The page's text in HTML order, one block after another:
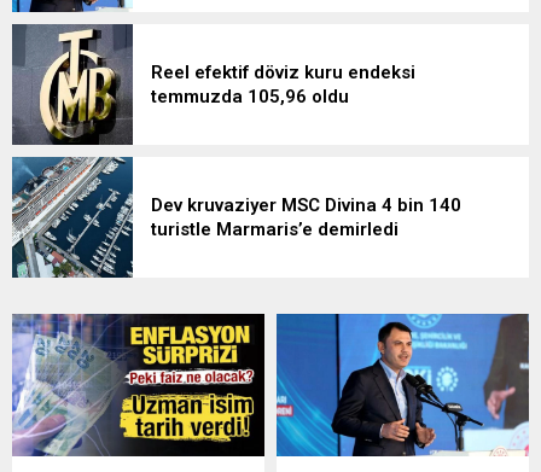
Reel efektif döviz kuru endeksi
temmuzda 105,96 oldu
Dev kruvaziyer MSC Divina 4 bin 140
turistle Marmaris’e demirledi